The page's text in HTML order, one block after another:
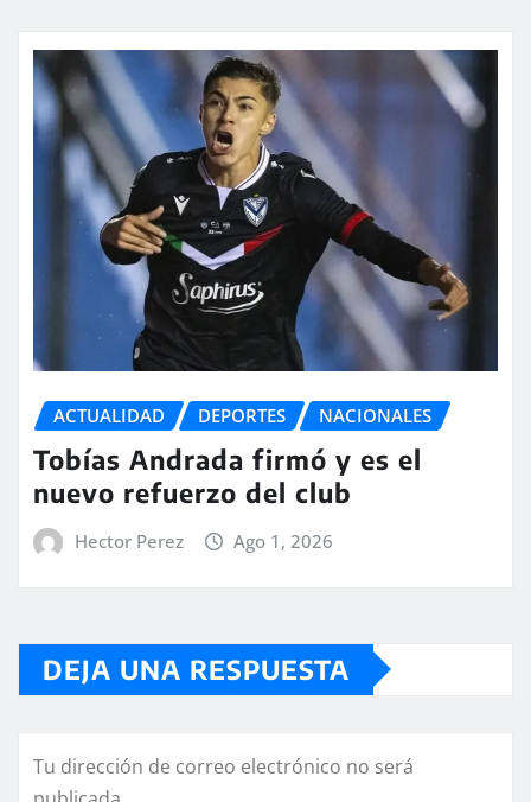
ACTUALIDAD DEPORTES NACIONALES
Tobías Andrada firmó y es el
nuevo refuerzo del club
Hector Perez Ago 1, 2026
DEJA UNA RESPUESTA
Tu dirección de correo electrónico no será